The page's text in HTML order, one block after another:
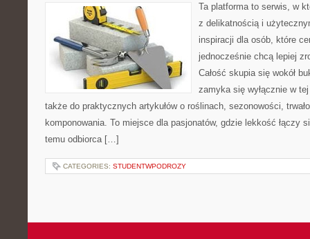
Ta platforma to serwis, w
z delikatnością i
inspiracji dla osób, które
jednocześnie chcą lepiej
Całość skupia się wokół
zamyka się wyłącznie w
także do praktycznych artykułów o roślinach, sezonowości,
komponowania. To miejsce dla pasjonatów, gdzie lekkość łączy
temu odbiorca […]
CATEGORIES: STUDENTWPODROZY